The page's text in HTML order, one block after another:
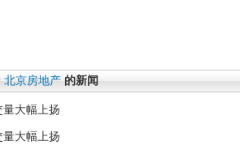
北京房地产 的新闻
量大幅上扬
量大幅上扬